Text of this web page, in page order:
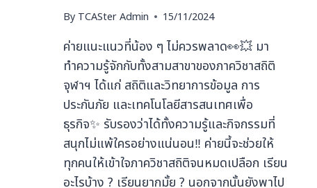
By TCASter Admin 15/11/2024
ค่ายแนะแนวที่น้อง ๆ ไม่ควรพลาด👀💥 มา
ทำความรู้จักกับทั้งสามสาขาของภาควิชาสถิติ
จุฬาฯ ได้แก่ สถิติและวิทยาการข้อมูล การ
ประกันภัย และเทคโนโลยีสารสนเทศเพื่อ
ธุรกิจ✨ รับรองว่าได้ทั้งความรู้และกิจกรรมที่
สนุกไม่แพ้ใครอย่างแน่นอน‼️ ค่ายนี้จะช่วยให้
ทุกคนให้เข้าใจภาควิชาสถิติจนหมดเปลือก เรียน
อะไรบ้าง ? เรียนยากมั้ย ? นอกจากนั้นยังพาไป